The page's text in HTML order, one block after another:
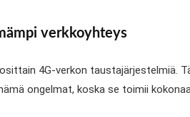
verkkoyhteys
4G-verkon taustajärjestelmiä.
ongelmat, koska se toimii